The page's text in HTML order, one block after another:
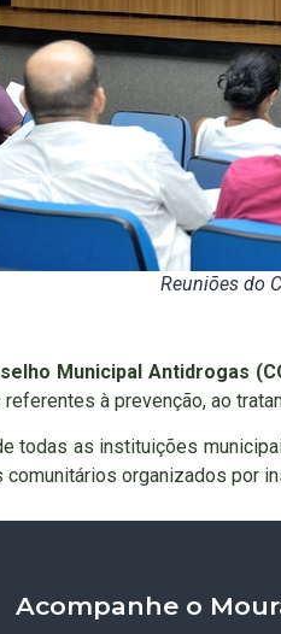
Reuniões do
Municipal Antidrogas
à prevenção, ao
todas as instituições
organizados por
Acompanhe o